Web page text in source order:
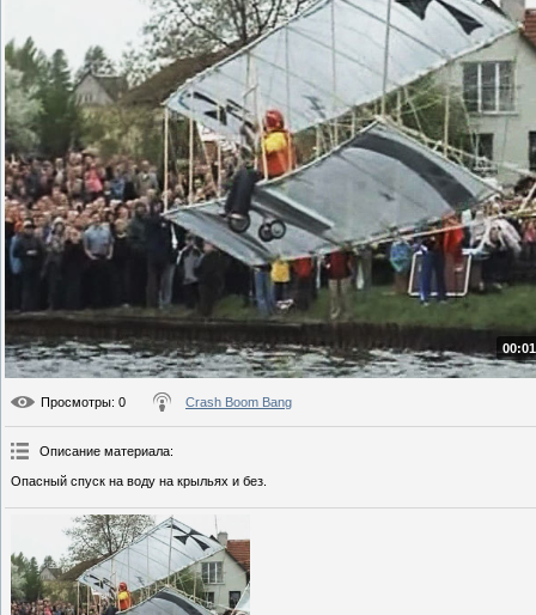
Просмотры: 0 Crash Boom Bang
Описание материала:
Опасный спуск на воду на крыльях и без.